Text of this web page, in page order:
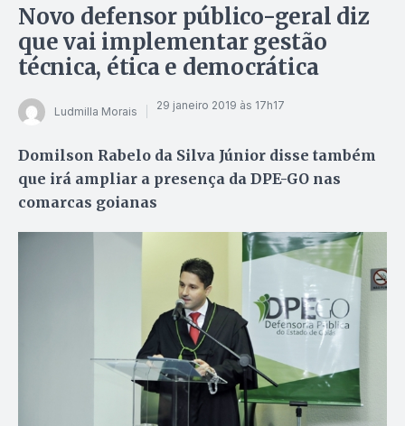
Novo defensor público-geral diz
que vai implementar gestão
técnica, ética e democrática
Ludmilla Morais 29 janeiro 2019 às 17h17
Domilson Rabelo da Silva Júnior disse também
que irá ampliar a presença da DPE-GO nas
comarcas goianas